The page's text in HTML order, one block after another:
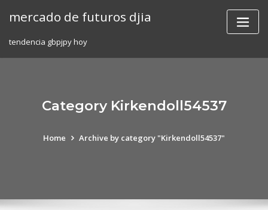
mercado de futuros djia
tendencia gbpjpy hoy
Category Kirkendoll54537
Home Archive by category "Kirkendoll54537"